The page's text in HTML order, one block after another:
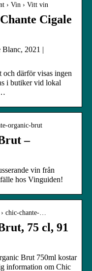
› Vin › Vitt vin
Cigale
Blanc, 2021 |
och därför visas ingen
i butiker vid lokal
organic-brut
–
vin från
hos Vinguiden!
chic-chante-…
75 cl, 91
Brut 750ml kostar
information om Chic